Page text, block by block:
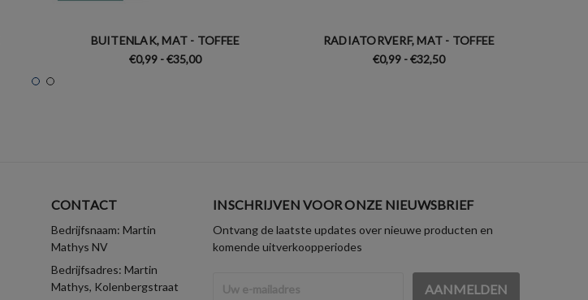
BUITENLAK, MAT - TOFFEE
€0,99 - €35,00
RADIATORVERF, MAT - TOFFEE
€0,99 - €32,50
CONTACT
Bedrijfsnaam: Martin
Mathys NV
Bedrijfsadres: Martin
Mathys, Kolenbergstraat
INSCHRIJVEN VOOR ONZE NIEUWSBRIEF
Ontvang de laatste updates over nieuwe producten en
komende uitverkoopperiodes